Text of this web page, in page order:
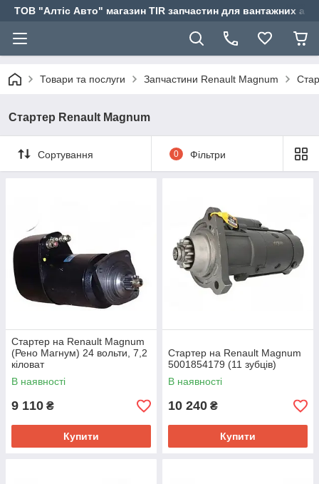
ТОВ "Алтіс Авто" магазин TIR запчастин для вантажних
Товари та послуги Запчастини Renault Magnum
Стартер Renault Magnum
Сортування 0 Фільтри
Стартер на Renault Magnum
(Рено Магнум) 24 вольти, 7,2
кіловат
В наявності
9 110 ₴
Купити
Стартер на Renault Magnum
5001854179 (11 зубців)
В наявності
10 240 ₴
Купити